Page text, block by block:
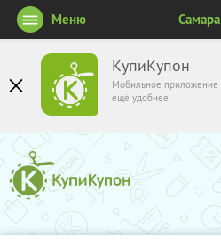
КупиКупон
Мобильное приложение
ещё удобнее
Меню Самара